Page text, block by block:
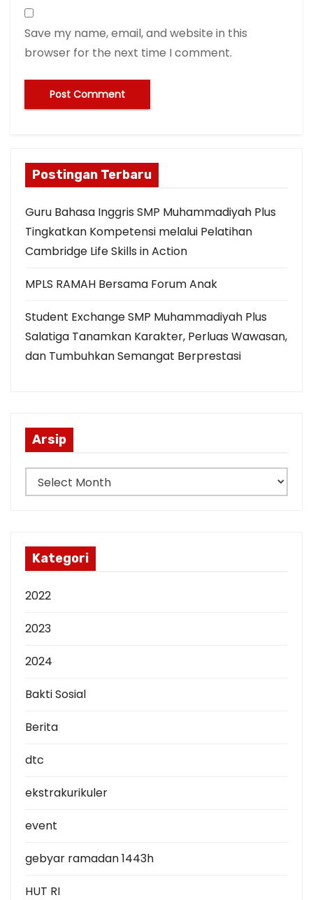
Save my name, email, and website in this
browser for the next time I comment.
Postingan Terbaru
Guru Bahasa Inggris SMP Muhammadiyah Plus
Tingkatkan Kompetensi melalui Pelatihan
Cambridge Life Skills in Action
MPLS RAMAH Bersama Forum Anak
Student Exchange SMP Muhammadiyah Plus
Salatiga Tanamkan Karakter, Perluas Wawasan,
dan Tumbuhkan Semangat Berprestasi
Arsip
r
Kategori
2022
2023
2024
Bakti Sosial
Berita
dtc
ekstrakurikuler
event
gebyar ramadan 1443h
HUT RI